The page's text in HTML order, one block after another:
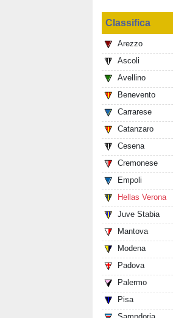
Classifica
Arezzo
Ascoli
Avellino
Benevento
Carrarese
Catanzaro
Cesena
Cremonese
Empoli
Hellas Verona
Juve Stabia
Mantova
Modena
Padova
Palermo
Pisa